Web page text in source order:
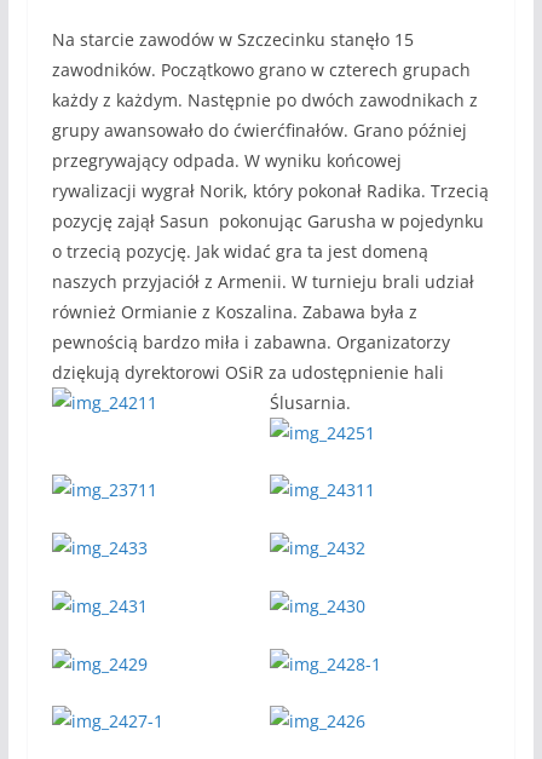
Na starcie zawodów w Szczecinku stanęło 15
zawodników. Początkowo grano w czterech grupach
każdy z każdym. Następnie po dwóch zawodnikach z
grupy awansowało do ćwierćfinałów. Grano później
przegrywający odpada. W wyniku końcowej
rywalizacji wygrał Norik, który pokonał Radika. Trzecią
pozycję zajął Sasun pokonując Garusha w pojedynku
o trzecią pozycję. Jak widać gra ta jest domeną
naszych przyjaciół z Armenii. W turnieju brali udział
również Ormianie z Koszalina. Zabawa była z
pewnością bardzo miła i zabawna. Organizatorzy
dziękują dyrektorowi OSiR za udostępnienie hali
Ślusarnia.